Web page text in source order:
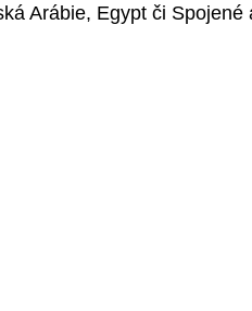
Arábie, Egypt či Spojené